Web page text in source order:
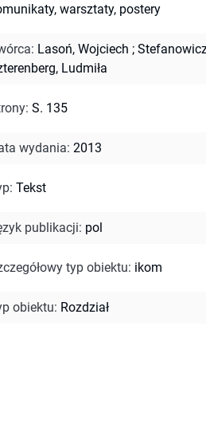
warsztaty, postery
: Lasoń, Wojciech ;
Ludmiła
: S. 135
wydania: 2013
: Tekst
publikacji: pol
typ obiektu: ikom
obiektu: Rozdział